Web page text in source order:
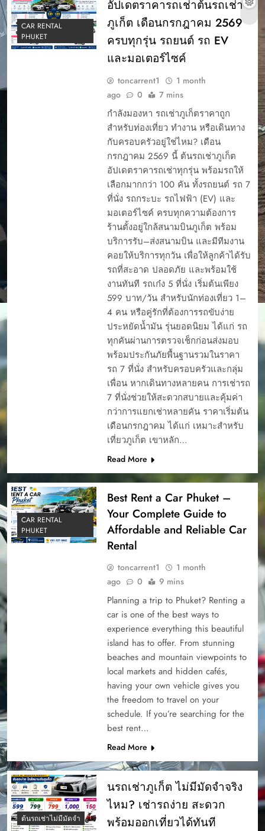
CAR RENTAL
PHUKET
อัปเดตราคารถเช่าต้นรถเช่า
ภูเก็ต เดือนกรกฎาคม 2569
ครบทุกรุ่น รถยนต์ รถ EV
และมอเตอร์ไซค์
toncarrent1
1 month
ago
0 7 mins
กำลังมองหา รถเช่าภูเก็ตราคาถูก
สำหรับท่องเที่ยว ทำงาน หรือเดินทาง
กับครอบครัวอยู่ใช่ไหม? เดือน
กรกฎาคม 2569 นี้ ต้นรถเช่าภูเก็ต
อัปเดตราคารถเช่าทุกรุ่น พร้อมรถให้
เลือกมากกว่า 100 คัน ทั้งรถยนต์ รถ 7
ที่นั่ง รถกระบะ รถไฟฟ้า (EV) และ
มอเตอร์ไซค์ ครบทุกความต้องการ
ร้านตั้งอยู่ใกล้สนามบินภูเก็ต พร้อม
บริการรับ–ส่งสนามบิน และมีทีมงาน
คอยให้บริการทุกวัน เพื่อให้ลูกค้าได้รับ
รถที่สะอาด ปลอดภัย และพร้อมใช้
งานทันที รถเก๋ง 5 ที่นั่ง เริ่มต้นเพียง
599 บาท/วัน สำหรับนักท่องเที่ยว 1–
4 คน หรือคู่รักที่ต้องการรถขับง่าย
ประหยัดน้ำมัน รุ่นยอดนิยม ได้แก่ รถ
ทุกคันผ่านการตรวจเช็กก่อนส่งมอบ
พร้อมประกันภัยพื้นฐานรวมในราคา
รถ 7 ที่นั่ง สำหรับครอบครัวและกลุ่ม
เพื่อน หากเดินทางหลายคน การเช่ารถ
7 ที่นั่งช่วยให้สะดวกสบายและคุ้มค่า
กว่าการแยกเช่าหลายคัน ราคาเริ่มต้น
เดือนกรกฎาคม ได้แก่ เหมาะสำหรับ
เที่ยวภูเก็ต เขาหลัก…
Read More
CAR RENTAL
PHUKET
Best Rent a Car Phuket –
Your Complete Guide to
Affordable and Reliable Car
Rental
toncarrent1
1 month
ago
0 9 mins
Planning a trip to Phuket? Renting a
car is one of the best ways to
experience everything this beautiful
island has to offer. From stunning
beaches and mountain viewpoints to
local markets and hidden cafés,
having your own vehicle gives you
the freedom to travel on your
schedule. If you’re searching for the
best rent…
Read More
ต้นรถเช่าไม่มีมัดจำ
นรถเช่าภูเก็ต ไม่มีมัดจำจริง
ไหม? เช่ารถง่าย สะดวก
พร้อมออกเที่ยวได้ทันที